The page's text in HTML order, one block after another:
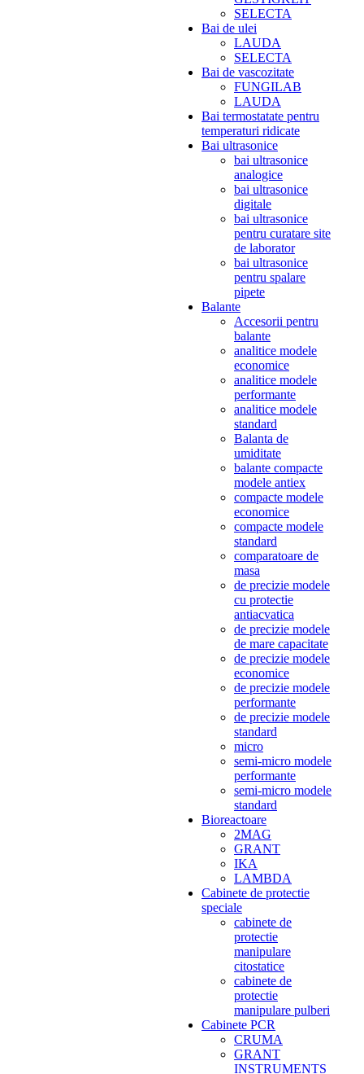
SELECTA
Bai de ulei
LAUDA
SELECTA
Bai de vascozitate
FUNGILAB
LAUDA
Bai termostatate pentru
temperaturi ridicate
Bai ultrasonice
bai ultrasonice
analogice
bai ultrasonice
digitale
bai ultrasonice
pentru curatare site
de laborator
bai ultrasonice
pentru spalare
pipete
Balante
Accesorii pentru
balante
analitice modele
economice
analitice modele
performante
analitice modele
standard
Balanta de
umiditate
balante compacte
modele antiex
compacte modele
economice
compacte modele
standard
comparatoare de
masa
de precizie modele
cu protectie
antiacvatica
de precizie modele
de mare capacitate
de precizie modele
economice
de precizie modele
performante
de precizie modele
standard
micro
semi-micro modele
performante
semi-micro modele
standard
Bioreactoare
2MAG
GRANT
IKA
LAMBDA
Cabinete de protectie
speciale
cabinete de
protectie
manipulare
citostatice
cabinete de
protectie
manipulare pulberi
Cabinete PCR
CRUMA
GRANT
INSTRUMENTS